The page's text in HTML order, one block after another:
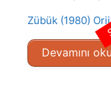
Zübük (1980)
Devamını oku